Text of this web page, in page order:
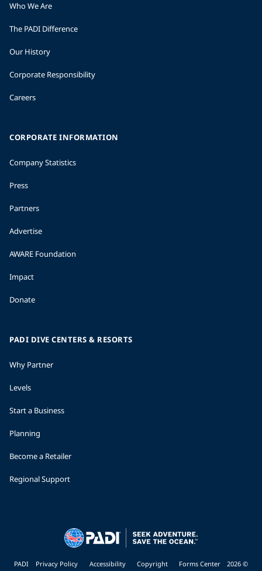
Who We Are
The PADI Difference
Our History
Corporate Responsibility
Careers
CORPORATE INFORMATION
Company Statistics
Press
Partners
Advertise
AWARE Foundation
Impact
Donate
PADI DIVE CENTERS & RESORTS
Why Partner
Levels
Start a Business
Planning
Become a Retailer
Regional Support
© 2026 PADI
Privacy Policy Accessibility Copyright Forms Center